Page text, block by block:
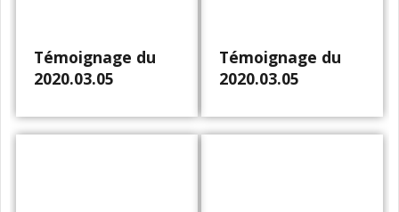
Témoignage du
2020.03.05
Témoignage du
2020.03.05